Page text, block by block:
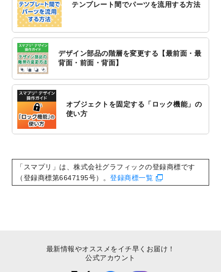
2022/10/14
年賀ポスターのデザインテンプレートを公
2022/10/6
チラシ作成からポスティング配布注文まで
2022/10/1
2023年版1月始まりのカレンダーデザイン
2022/9/21
コンサートのチラシデザインテンプレート
2022/9/5
年賀状のデザインテンプレート
2022/9/5
喪中はがきのデザインテンプレートを公開
2022/8/24
印刷用データの解像度
を引き上げまし
た！
テンプレート間でパーツを流用する方法
デザイン部品の階層を変更する【最前面・最
背面・前面・背面】
オブジェクトを固定する「ロック機能」の
使い方
「スマプリ」は、株式会社グラフィックの登録商標です
（登録商標第6647195号）。 登録商標一覧
最新情報やオススメをイチ早くお届け！
公式アカウント